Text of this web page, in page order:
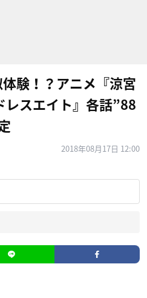
験！？アニメ『涼宮
レスエイト』各話”88
2018年08月17日 12:00